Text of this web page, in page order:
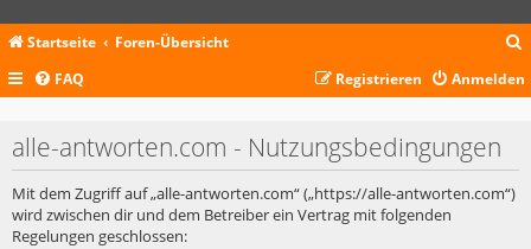
Startseite Foren-Übersicht
c
FAQ Anmelden
Registrieren
alle-antworten.com - Nutzungsbedingungen
Mit dem Zugriff auf „alle-antworten.com“ („https://alle-antworten.com“)
wird zwischen dir und dem Betreiber ein Vertrag mit folgenden
Regelungen geschlossen: